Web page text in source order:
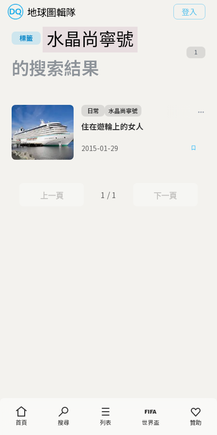
地球圖輯隊 登入
首頁 搜尋 列表 世界盃 贊助
標籤
水晶尚寧號
的搜索結果
1
住在遊輪上的女人
日常 水晶尚寧號
2015-01-29
上一頁
上一頁 1 / 1 下一頁
下一頁